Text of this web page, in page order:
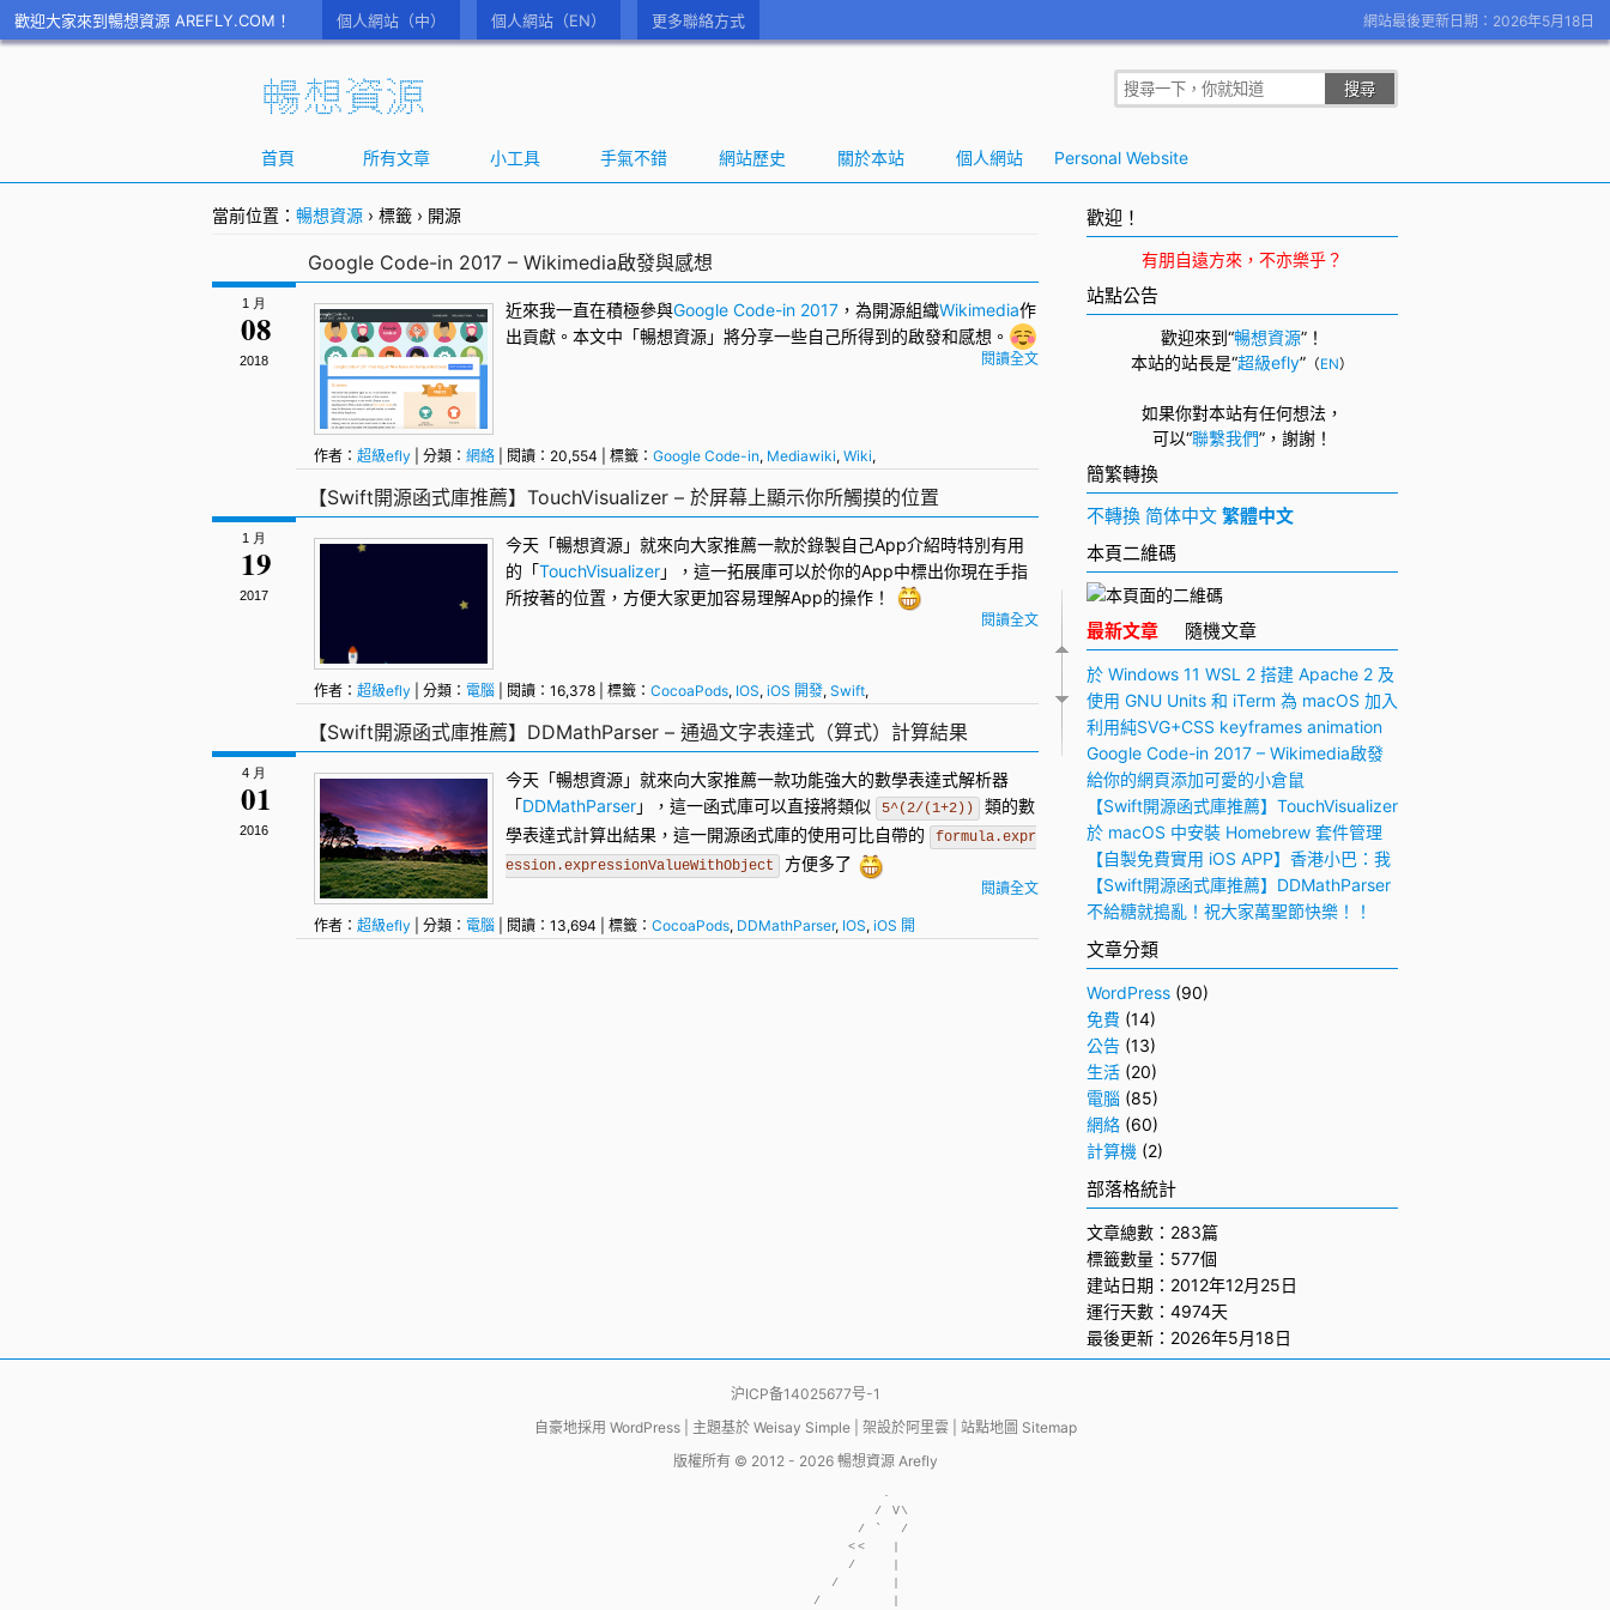
網站最後更新日期：2026年5月18日
歡迎大家來到暢想資源 AREFLY.COM！ 個人網站（中） 個人網站（EN） 更多聯絡方式
首頁 所有文章 小工具 手氣不錯 網站歷史 關於本站 個人網站 Personal Website
當前位置： 暢想資源 › 標籤 › 開源
Google Code-in 2017 – Wikimedia啟發與感想
1 月
08
2018
近來我一直在積極參與Google Code-in 2017 ，為開源組織Wikimedia作
出貢獻。本文中「暢想資源」將分享一些自己所得到的啟發和感想。
閱讀全文
作者： 超級efly | 分類： 網絡 | 閱讀：20,554 | 標籤： Google Code-in, Mediawiki, Wiki,
【Swift開源函式庫推薦】TouchVisualizer – 於屏幕上顯示你所觸摸的位置
1 月
19
2017
今天「暢想資源」就來向大家推薦一款於錄製自己App介紹時特別有用
的「TouchVisualizer」，這一拓展庫可以於你的App中標出你現在手指
所按著的位置，方便大家更加容易理解App的操作！
閱讀全文
作者： 超級efly | 分類： 電腦 | 閱讀：16,378 | 標籤： CocoaPods, IOS, iOS 開發, Swift,
【Swift開源函式庫推薦】DDMathParser – 通過文字表達式（算式）計算結果
4 月
01
2016
今天「暢想資源」就來向大家推薦一款功能強大的數學表達式解析器
「DDMathParser」，這一函式庫可以直接將類似 5^(2/(1+2))
類的數
學表達式計算出結果，這一開源函式庫的使用可比自帶的
formula.expr
ession.expressionValueWithObject
方便多了
閱讀全文
作者： 超級efly | 分類： 電腦 | 閱讀：13,694 | 標籤： CocoaPods, DDMathParser, IOS, iOS 開
歡迎！
有朋自遠方來，不亦樂乎？
站點公告
歡迎來到“暢想資源”！
本站的站長是“超級efly” （EN）
如果你對本站有任何想法，
可以“聯繫我們”， 謝謝！
簡繁轉換
不轉換 简体中文 繁體中文
本頁二維碼
最新文章 隨機文章
於 Windows 11 WSL 2 搭建 Apache 2 及
PHP 7 開發環境
使用 GNU Units 和 iTerm 為 macOS 加入
快捷多功能計算機
利用純SVG+CSS keyframes animation
動畫實現手寫毛筆字（書法）效果
Google Code-in 2017 – Wikimedia啟發
與感想
給你的網頁添加可愛的小倉鼠
【Swift開源函式庫推薦】TouchVisualizer
– 於屏幕上顯示你所觸摸的位置
於 macOS 中安裝 Homebrew 套件管理
工具
【自製免費實用 iOS APP】香港小巴：我
要下車！
【Swift開源函式庫推薦】DDMathParser
– 通過文字表達式（算式）計算結果
不給糖就搗亂！祝大家萬聖節快樂！！
文章分類
WordPress (90)
免費 (14)
公告 (13)
生活 (20)
電腦 (85)
網絡 (60)
計算機 (2)
部落格統計
文章總數：283篇
標籤數量：577個
建站日期：2012年12月25日
運行天數：4974天
最後更新：2026年5月18日
沪ICP备14025677号-1
自豪地採用 WordPress| 主題基於 Weisay Simple| 架設於阿里雲| 站點地圖 Sitemap
版權所有 © 2012 - 2026 暢想資源 Arefly
                     .
                    / V\
                  / `  /
                 <<   |
                 /    |
               /      |
             /        |